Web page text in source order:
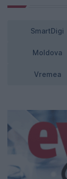
SmartDigi
Moldova
Vremea